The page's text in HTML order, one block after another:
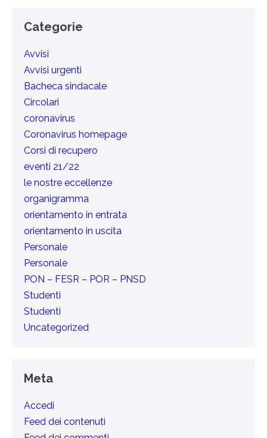
Categorie
Avvisi
Avvisi urgenti
Bacheca sindacale
Circolari
coronavirus
Coronavirus homepage
Corsi di recupero
eventi 21/22
le nostre eccellenze
organigramma
orientamento in entrata
orientamento in uscita
Personale
Personale
PON – FESR – POR – PNSD
Studenti
Studenti
Uncategorized
Meta
Accedi
Feed dei contenuti